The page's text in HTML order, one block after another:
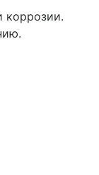
коррозии.